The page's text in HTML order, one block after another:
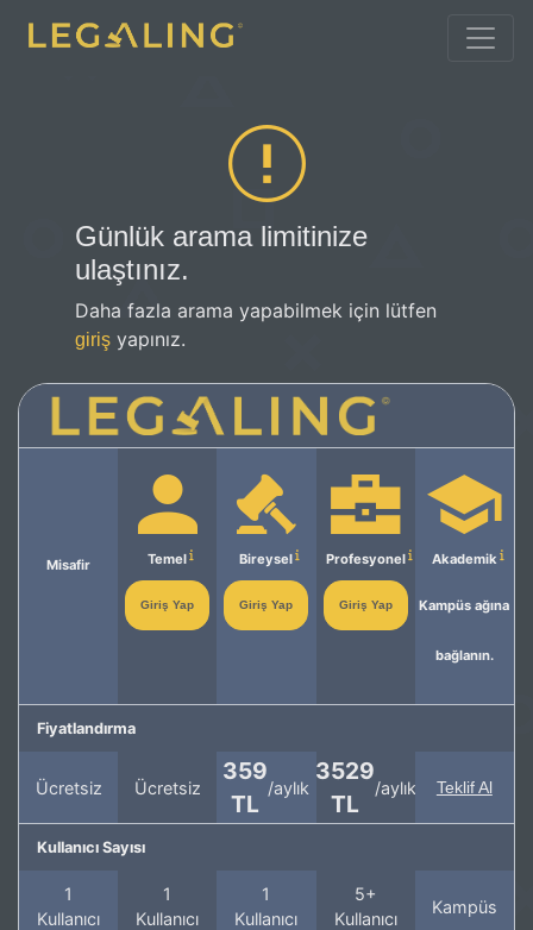
Günlük arama limitinize
ulaştınız.
Daha fazla arama yapabilmek için lütfen
giriş yapınız.
Misafir Temel
Giriş Yap
Bireysel
Giriş Yap
Profesyonel
Giriş Yap
Akademik
Kampüs ağına
bağlanın.
Fiyatlandırma
Ücretsiz Ücretsiz
359
TL
/aylık
3529
TL
/aylık Teklif Al
Kullanıcı Sayısı
1
Kullanıcı
1
Kullanıcı
1
Kullanıcı
5+
Kullanıcı
Kampüs